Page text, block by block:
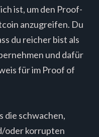
ist, um den Proof-
anzugreifen. Du
du reicher bist als
und dafür
für im Proof of
die schwachen,
oder korrupten